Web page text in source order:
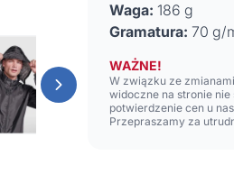
Waga: 186 g
Gramatura: 70 g/
WAŻNE!
W związku ze
widoczne na stronie
potwierdzenie cen u
Przepraszamy za